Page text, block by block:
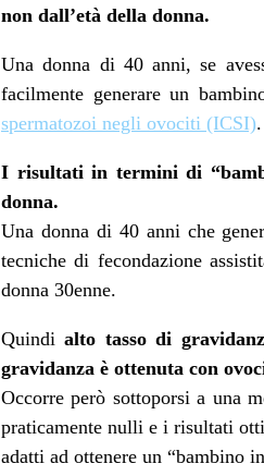
non dall’età della donna.
Una donna di 40 anni, se
facilmente generare un
spermatozoi negli ovociti (ICSI).
I risultati in termini di
donna.
Una donna di 40 anni che
tecniche di fecondazione
donna 30enne.
Quindi alto tasso di
gravidanza è ottenuta con
Occorre però sottoporsi a una
praticamente nulli e i risultati
adatti ad ottenere un “bambino